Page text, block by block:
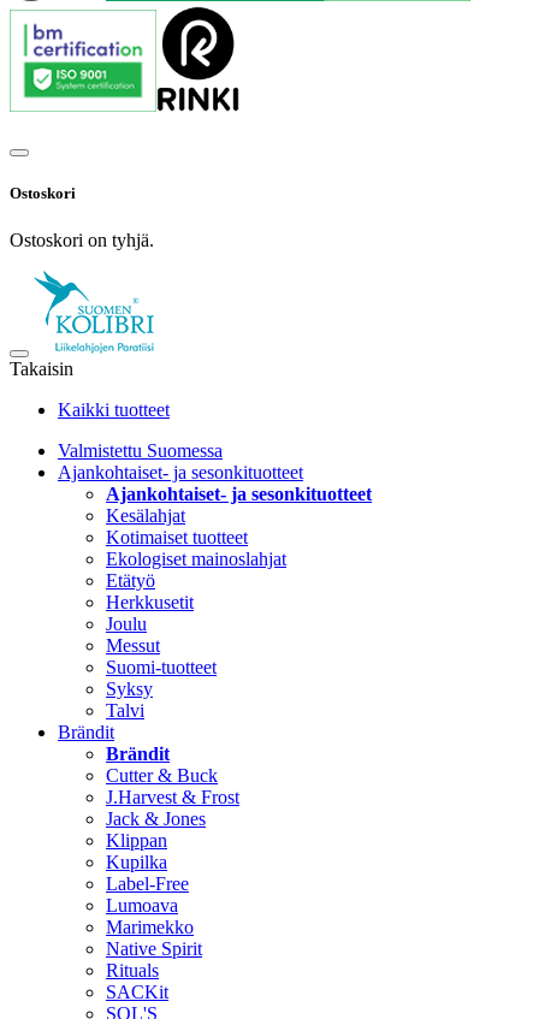
Ostoskori
Ostoskori on tyhjä.
Takaisin
Kaikki tuotteet
Valmistettu Suomessa
Ajankohtaiset- ja sesonkituotteet
Ajankohtaiset- ja sesonkituotteet
Kesälahjat
Kotimaiset tuotteet
Ekologiset mainoslahjat
Etätyö
Herkkusetit
Joulu
Messut
Suomi-tuotteet
Syksy
Talvi
Brändit
Brändit
Cutter & Buck
J.Harvest & Frost
Jack & Jones
Klippan
Kupilka
Label-Free
Lumoava
Marimekko
Native Spirit
Rituals
SACKit
SOL'S